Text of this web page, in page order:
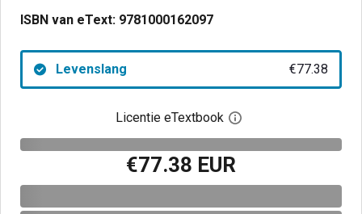
ISBN van eText: 9781000162097
Levenslang €77.38
Licentie eTextbook Open het
€77.38 EUR